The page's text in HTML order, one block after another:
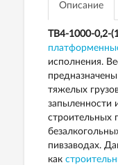
Описание
ТВ4-1000-0,2-
исполнения.
тяжелых
запыленности
строительных
пивзаводах.
как